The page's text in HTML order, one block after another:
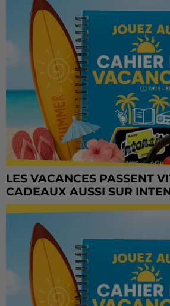
LES VACANCES PASSENT
CADEAUX AUSSI SUR